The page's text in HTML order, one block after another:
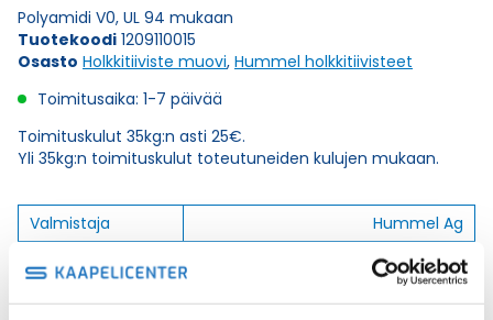
määrä
Polyamidi V0, UL 94 mukaan
Tuotekoodi 1209110015
Osasto Holkkitiiviste muovi, Hummel holkkitiivisteet
Toimitusaika: 1-7 päivää
Toimituskulut 35kg:n asti 25€.
Yli 35kg:n toimituskulut toteutuneiden kulujen mukaan.
Valmistaja
Hummel Ag
25